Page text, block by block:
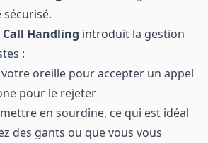
Handling introduit la gestion
:
oreille pour accepter un appel
pour le rejeter
en sourdine, ce qui est idéal
des gants ou que vous vous